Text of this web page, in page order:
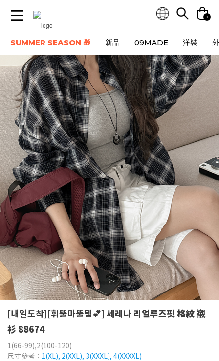
0
SUMMER SEASON 🎁 新品 09MADE 洋裝
[내일도착][휘뚤마뚤템💕] 세레나 리얼루즈핏 格紋 襯
衫 88674
1(66-99),2(100-120)
尺寸參考： 1(XL), 2(XXL), 3(XXXL), 4(XXXXL)